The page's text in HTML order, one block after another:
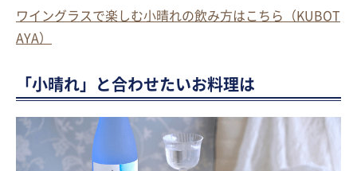
ワイングラスで楽しむ小晴れの飲み方はこちら（KUBOT
AYA）
「小晴れ」と合わせたいお料理は